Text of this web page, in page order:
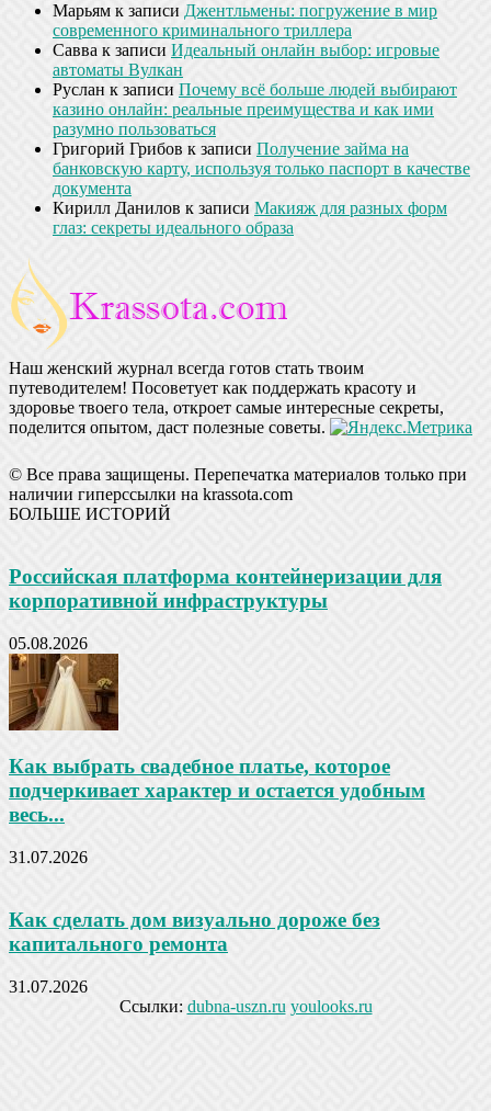
Марьям к записи Джентльмены: погружение в мир
современного криминального триллера
Савва к записи Идеальный онлайн выбор: игровые
автоматы Вулкан
Руслан к записи Почему всё больше людей выбирают
казино онлайн: реальные преимущества и как ими
разумно пользоваться
Григорий Грибов к записи Получение займа на
банковскую карту, используя только паспорт в качестве
документа
Кирилл Данилов к записи Макияж для разных форм
глаз: секреты идеального образа
Наш женский журнал всегда готов стать твоим
путеводителем! Посоветует как поддержать красоту и
здоровье твоего тела, откроет самые интересные секреты,
поделится опытом, даст полезные советы.
© Все права защищены. Перепечатка материалов только при
наличии гиперссылки на krassota.com
БОЛЬШЕ ИСТОРИЙ
Российская платформа контейнеризации для
корпоративной инфраструктуры
05.08.2026
Как выбрать свадебное платье, которое
подчеркивает характер и остается удобным
весь...
31.07.2026
Как сделать дом визуально дороже без
капитального ремонта
31.07.2026
Ссылки: dubna-uszn.ru youlooks.ru